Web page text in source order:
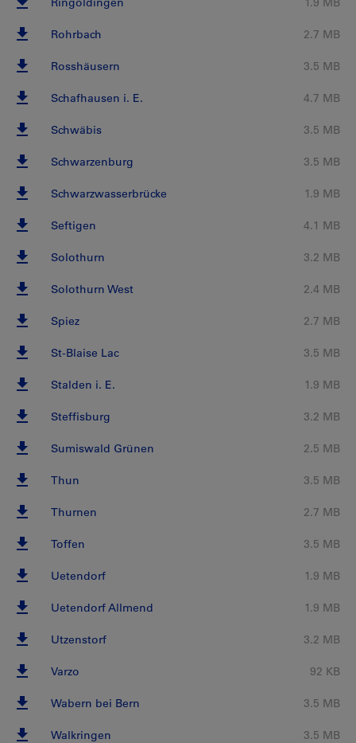
2.7 MB
Rohrbach
3.5 MB
Rosshäusern
4.7 MB
Schafhausen i. E.
3.5 MB
Schwäbis
3.5 MB
Schwarzenburg
1.9 MB
Schwarzwasserbrücke
4.1 MB
Seftigen
3.2 MB
Solothurn
2.4 MB
Solothurn West
2.7 MB
Spiez
3.5 MB
St-Blaise Lac
1.9 MB
Stalden i. E.
3.2 MB
Steffisburg
2.5 MB
Sumiswald Grünen
3.5 MB
Thun
2.7 MB
Thurnen
3.5 MB
Toffen
1.9 MB
Uetendorf
1.9 MB
Uetendorf Allmend
3.2 MB
Utzenstorf
92 KB
Varzo
3.5 MB
Wabern bei Bern
3.5 MB
Walkringen